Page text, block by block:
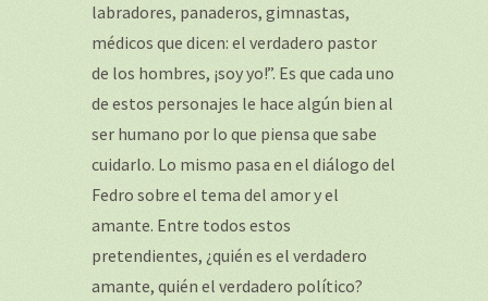
labradores, panaderos, gimnastas,
médicos que dicen: el verdadero pastor
de los hombres, ¡soy yo!”. Es que cada uno
de estos personajes le hace algún bien al
ser humano por lo que piensa que sabe
cuidarlo. Lo mismo pasa en el diálogo del
Fedro sobre el tema del amor y el
amante. Entre todos estos
pretendientes, ¿quién es el verdadero
amante, quién el verdadero político?